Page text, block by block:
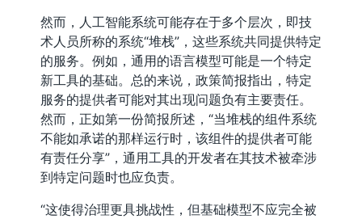
然而，人工智能系统可能存在于多个层次，即技
术人员所称的系统“堆栈”，这些系统共同提供特定
的服务。例如，通用的语言模型可能是一个特定
新工具的基础。总的来说，政策简报指出，特定
服务的提供者可能对其出现问题负有主要责任。
然而，正如第一份简报所述，“当堆栈的组件系统
不能如承诺的那样运行时，该组件的提供者可能
有责任分享”，通用工具的开发者在其技术被牵涉
到特定问题时也应负责。
“这使得治理更具挑战性，但基础模型不应完全被